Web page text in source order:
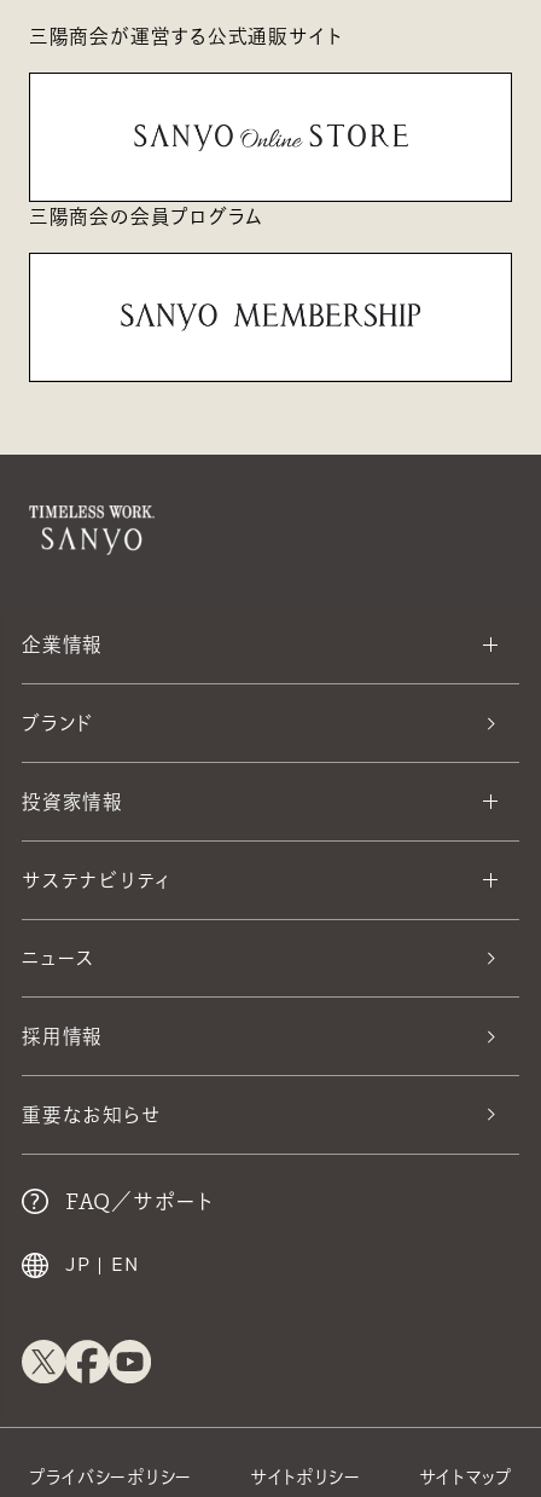
三陽商会が運営する公式通販サイト
三陽商会の会員プログラム
企業情報
ブランド
投資家情報
サステナビリティ
ニュース
採用情報
重要なお知らせ
FAQ／サポート
JP EN
プライバシーポリシー サイトポリシー サイトマップ